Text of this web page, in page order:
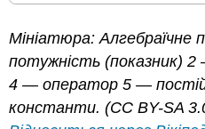
Мініатюра: Алгебраїчне
потужність (показник)
4 — оператор 5 —
константи. (CC BY-SA